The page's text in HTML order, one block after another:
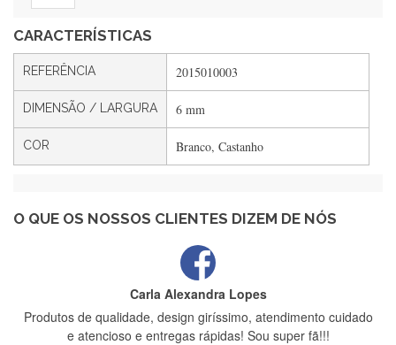
CARACTERÍSTICAS
REFERÊNCIA 2015010003
DIMENSÃO / LARGURA 6 mm
COR Branco, Castanho
O QUE OS NOSSOS CLIENTES DIZEM DE NÓS
Rápido, atendimento 5*. Hoje chegará a segunda encomenda
feita de muitas certamente❤️
Maria Aldeano
estrelas
Carla Alexandra Lopes
Produtos de qualidade, design giríssimo, atendimento cuidado
e atencioso e entregas rápidas! Sou super fã!!!